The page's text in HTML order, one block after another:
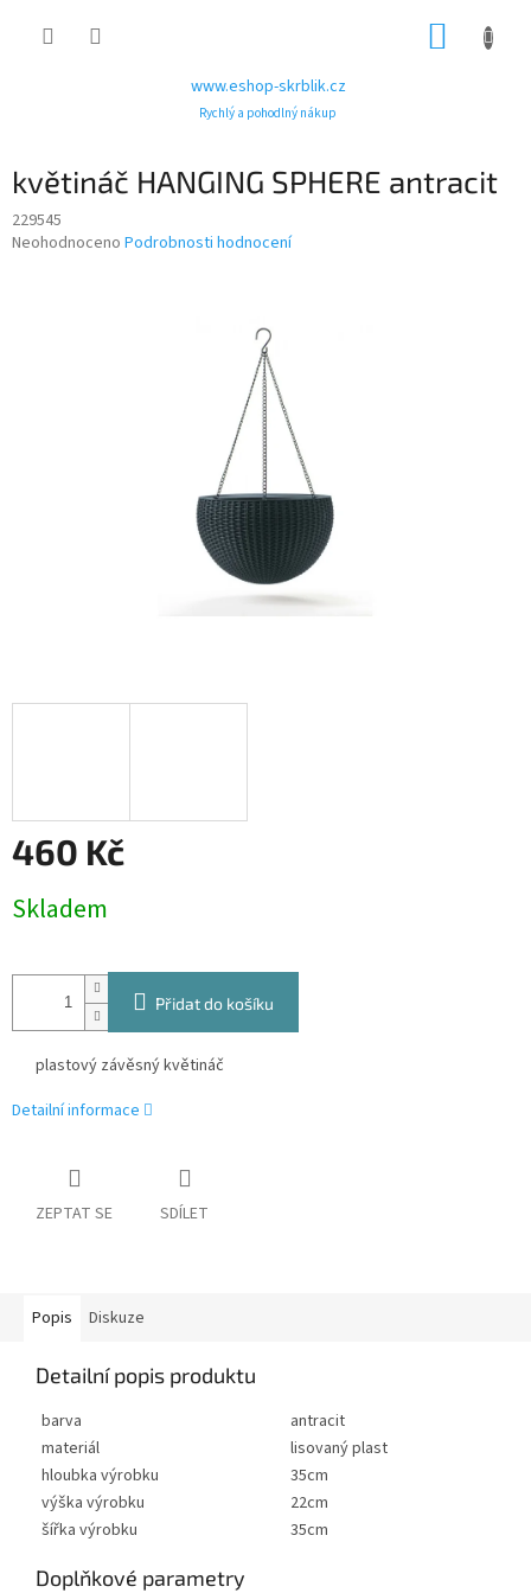
www.eshop-skrblik.cz
Rychlý a pohodlný nákup
květináč HANGING SPHERE antracit
229545
Průměrné
Neohodnoceno Podrobnosti hodnocení
460 Kč
cena:
Skladem
Přidat do košíku
plastový závěsný květináč
Detailní informace
ZEPTAT SE SDÍLET
Popis Diskuze
Detailní popis produktu
barva
antracit
materiál
lisovaný plast
hloubka výrobku
35cm
výška výrobku
22cm
šířka výrobku
35cm
Doplňkové parametry